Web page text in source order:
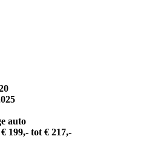
auto
€ 199,- tot € 217,-